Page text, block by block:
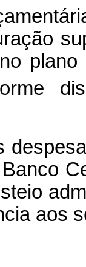
aos